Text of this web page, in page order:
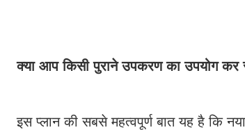
क्या आप किसी पुराने उपकरण का उपयोग कर
इस प्लान की सबसे महत्वपूर्ण बात यह है कि